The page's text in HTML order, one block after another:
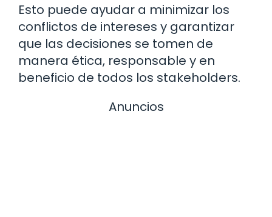
Esto puede ayudar a minimizar los
conflictos de intereses y garantizar
que las decisiones se tomen de
manera ética, responsable y en
beneficio de todos los stakeholders.
Anuncios